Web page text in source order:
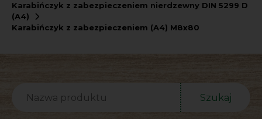
Karabińczyk z zabezpieczeniem nierdzewny DIN 5299 D
(A4)
Karabińczyk z zabezpieczeniem (A4) M8x80
Szukaj